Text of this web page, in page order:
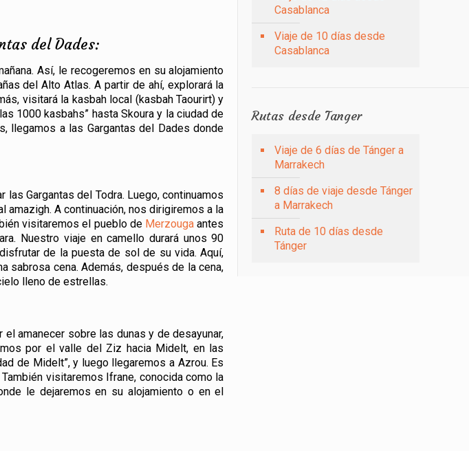
del Dades:
Así, le recogeremos en su alojamiento
del Alto Atlas. A partir de ahí, explorará la
visitará la kasbah local (kasbah Taourirt) y
1000 kasbahs” hasta Skoura y la ciudad de
llegamos a las Gargantas del Dades donde
Gargantas del Todra. Luego, continuamos
amazigh. A continuación, nos dirigiremos a la
visitaremos el pueblo de Merzouga antes
Nuestro viaje en camello durará unos 90
de la puesta de sol de su vida. Aquí,
sabrosa cena. Además, después de la cena,
lleno de estrellas.
amanecer sobre las dunas y de desayunar,
por el valle del Ziz hacia Midelt, en las
de Midelt”, y luego llegaremos a Azrou. Es
visitaremos Ifrane, conocida como la
le dejaremos en su alojamiento o en el
Casablanca
Viaje de 10 días desde
Casablanca
Rutas desde Tanger
Viaje de 6 días de Tánger a
Marrakech
8 días de viaje desde Tánger
a Marrakech
Ruta de 10 días desde
Tánger